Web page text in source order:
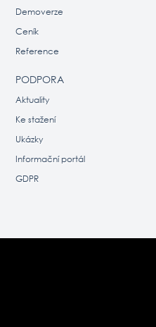
Demoverze
Ceník
Reference
PODPORA
Aktuality
Ke stažení
Ukázky
Informační portál
GDPR